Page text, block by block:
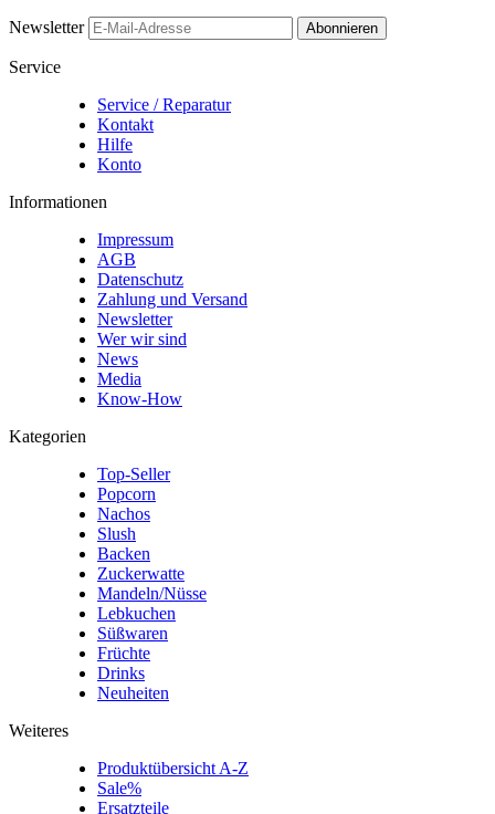
Newsletter Abonnieren
Service
Service / Reparatur
Kontakt
Hilfe
Konto
Informationen
Impressum
AGB
Datenschutz
Zahlung und Versand
Newsletter
Wer wir sind
News
Media
Know-How
Kategorien
Top-Seller
Popcorn
Nachos
Slush
Backen
Zuckerwatte
Mandeln/Nüsse
Lebkuchen
Süßwaren
Früchte
Drinks
Neuheiten
Weiteres
Produktübersicht A-Z
Sale%
Ersatzteile